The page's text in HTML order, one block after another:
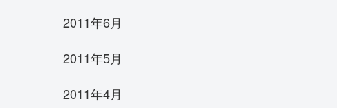
2011年6月
2011年5月
2011年4月